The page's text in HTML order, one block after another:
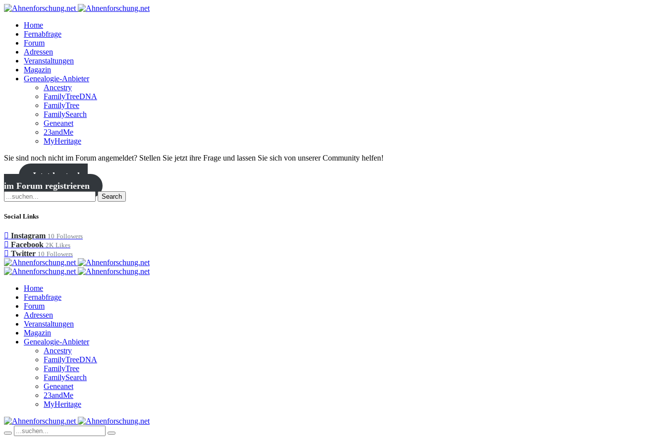
Home
Fernabfrage
Forum
Adressen
Veranstaltungen
Magazin
Genealogie-Anbieter
Ancestry
FamilyTreeDNA
FamilyTree
FamilySearch
Geneanet
23andMe
MyHeritage
Sie sind noch nicht im Forum angemeldet? Stellen Sie jetzt ihre Frage und lassen Sie sich von unserer Community helfen!
Jetzt kostenlos
im Forum registrieren
Search
Social Links
Instagram 10 Followers
Facebook 2K Likes
Twitter 10 Followers
Home
Fernabfrage
Forum
Adressen
Veranstaltungen
Magazin
Genealogie-Anbieter
Ancestry
FamilyTreeDNA
FamilyTree
FamilySearch
Geneanet
23andMe
MyHeritage